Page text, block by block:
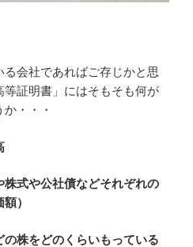
会社であればご存じかと思
証明書」にはそもそも何が
・・・
式や公社債などそれぞれの
）
株をどのくらいもっている